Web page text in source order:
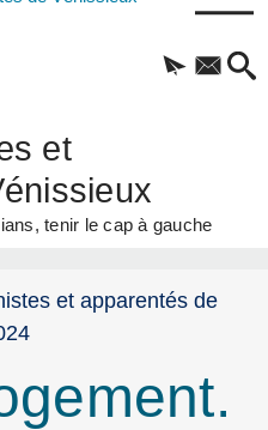
et
tenir le cap à gauche
et apparentés de